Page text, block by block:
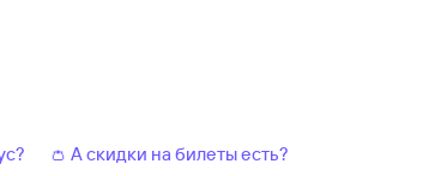
👛 А скидки на билеты есть?